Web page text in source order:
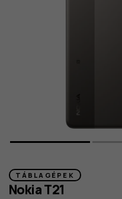
TÁBLAGÉPEK
Nokia T21